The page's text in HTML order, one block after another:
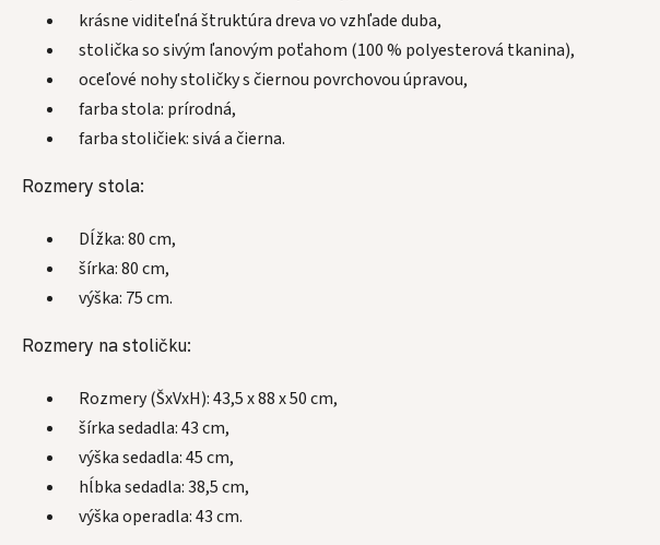
krásne viditeľná štruktúra dreva vo vzhľade duba,
stolička so sivým ľanovým poťahom (100 % polyesterová tkanina),
oceľové nohy stoličky s čiernou povrchovou úpravou,
farba stola: prírodná,
farba stoličiek: sivá a čierna.
Rozmery stola:
Dĺžka: 80 cm,
šírka: 80 cm,
výška: 75 cm.
Rozmery na stoličku:
Rozmery (ŠxVxH): 43,5 x 88 x 50 cm,
šírka sedadla: 43 cm,
výška sedadla: 45 cm,
hĺbka sedadla: 38,5 cm,
výška operadla: 43 cm.